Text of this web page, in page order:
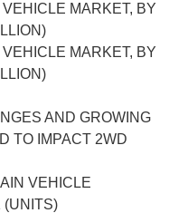
MARKET, BY
MARKET, BY
AND GROWING
TO IMPACT 2WD
VEHICLE
(UNITS)